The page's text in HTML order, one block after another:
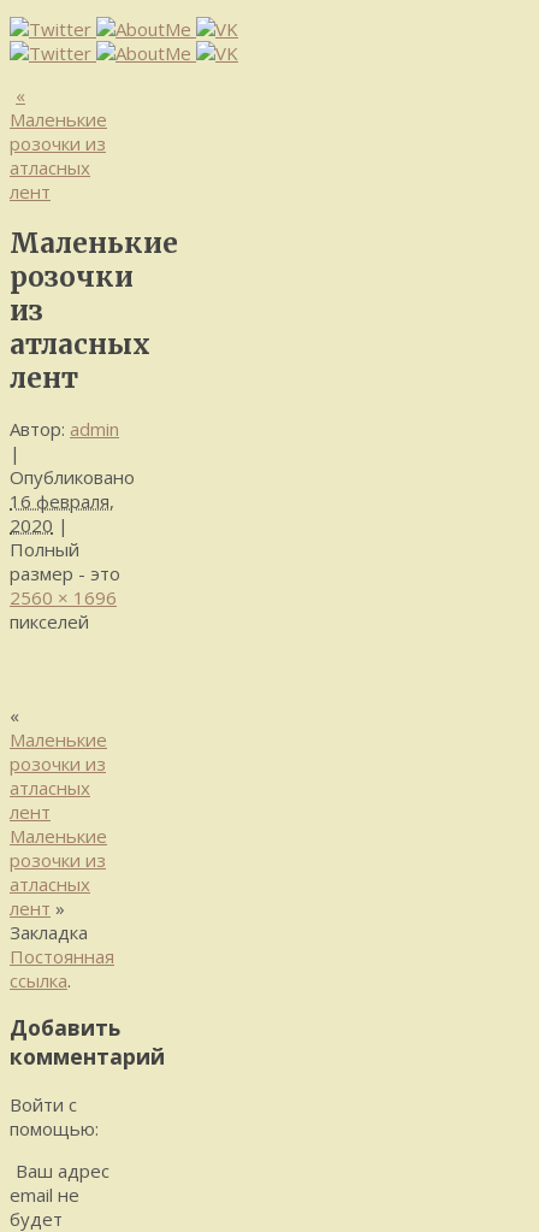
«
Маленькие
розочки из
атласных
лент
Маленькие
розочки
из
атласных
лент
Автор: admin
|
Опубликовано
16 февраля,
2020 |
Полный
размер - это
2560 × 1696
пикселей
«
Маленькие
розочки из
атласных
лент
Маленькие
розочки из
атласных
лент »
Закладка
Постоянная
ссылка.
Добавить
комментарий
Войти с
помощью:
Ваш адрес
email не
будет